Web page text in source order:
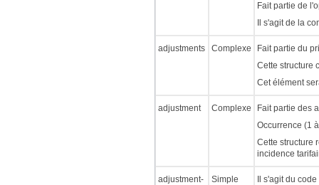
Fait partie de
Il s'agit de la
adjustments Complexe
Fait partie du
Cette structure
Cet élément
adjustment Complexe
Fait partie des
Occurrence (1
Cette structure
incidence
adjustment-
Simple
Il s'agit du